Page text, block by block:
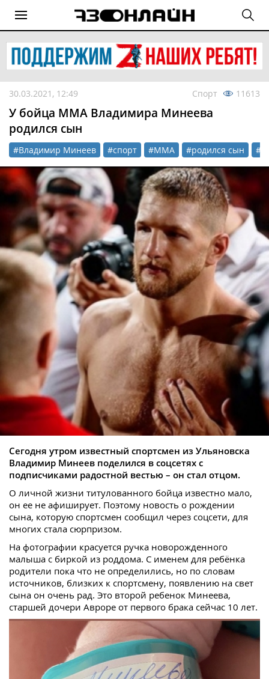
30.03.2021, 12:49 Спорт 11613
У бойца ММА Владимира Минеева
родился сын
#Владимир Минеев #спорт #MMA #родился сын
Сегодня утром известный спортсмен из Ульяновска
Владимир Минеев поделился в соцсетях с
подписчиками радостной вестью – он стал отцом.
О личной жизни титулованного бойца известно мало,
он ее не афиширует. Поэтому новость о рождении
сына, которую спортсмен сообщил через соцсети, для
многих стала сюрпризом.
На фотографии красуется ручка новорожденного
малыша с биркой из роддома. С именем для ребёнка
родители пока что не определились, но по словам
источников, близких к спортсмену, появлению на свет
сына он очень рад. Это второй ребенок Минеева,
старшей дочери Авроре от первого брака сейчас 10 лет.